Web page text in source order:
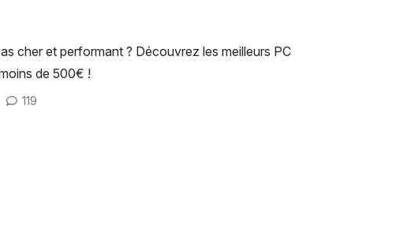
cher et performant ? Découvrez les meilleurs PC
de 500€ !
119